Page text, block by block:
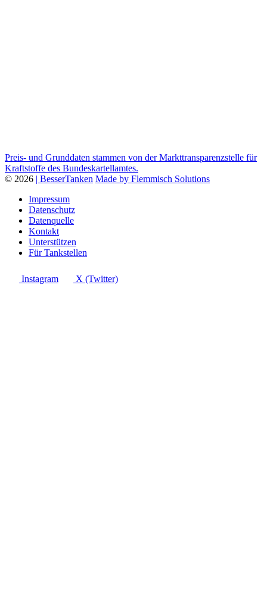
Preis- und Grunddaten stammen von der Markttransparenzstelle für
Kraftstoffe des Bundeskartellamtes.
© 2026 | BesserTanken Made by Flemmisch Solutions
Impressum
Datenschutz
Datenquelle
Kontakt
Unterstützen
Für Tankstellen
Instagram X (Twitter)